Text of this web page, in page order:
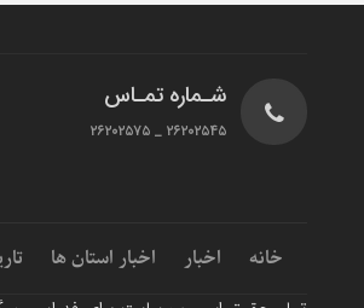
شـماره تمـاس
۲۶۲۰۲۵۴۵ _ ۲۶۲۰۲۵۷۵
خانه اخبار اخبار استان ها